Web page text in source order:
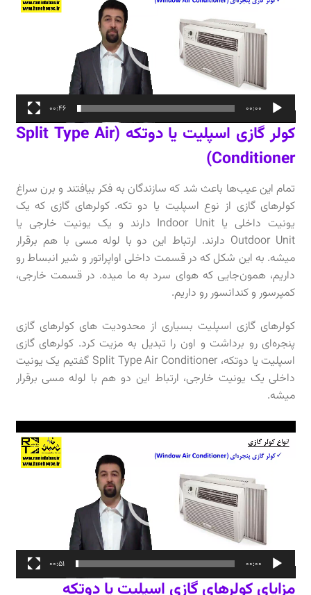
00:00
00:46
کولر گازی اسپلیت یا دوتکه (Split Type Air
Conditioner)
تمام این عیب‌ها باعث شد که سازندگان به فکر بیافتند و برن سراغ
کولرهای گازی از نوع اسپلیت یا دو تکه. کولرهای گازی که یک
یونیت داخلی یا Indoor Unit دارند و یک یونیت خارجی یا
Outdoor Unit دارند. ارتباط این دو با لوله مسی با هم برقرار
میشه. به این شکل که در قسمت داخلی اواپراتور و شیر انبساط رو
داریم، همون‌جایی که هوای سرد به ما میده. در قسمت خارجی،
کمپرسور و کندانسور رو داریم.
کولرهای گازی اسپلیت بسیاری از محدودیت های کولرهای گازی
پنجره‌ای رو برداشت و اون را تبدیل به مزیت کرد. کولرهای گازی
اسپلیت یا دوتکه، Split Type Air Conditioner گفتیم یک یونیت
داخلی یک یونیت خارجی، ارتباط این دو هم با لوله مسی برقرار
میشه.
نمایشگر
ویدیو
00:00
00:51
مزایای کولرهای گازی اسپلیت یا دوتکه